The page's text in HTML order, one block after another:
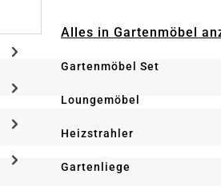
Alles in Gartenmöbel
Gartenmöbel Set
Loungemöbel
Heizstrahler
Gartenliege